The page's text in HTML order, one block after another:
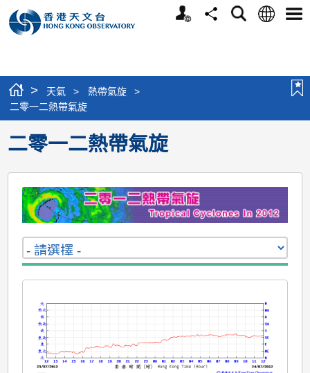
個
分
搜
語
選
> 天氣 > 熱帶氣旋
>
二零一二熱帶氣旋
二零一二熱帶氣旋